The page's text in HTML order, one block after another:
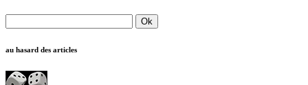
au hasard des articles